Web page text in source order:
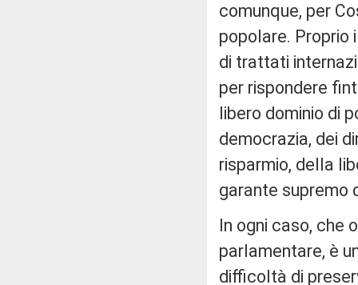
comunque, per
popolare. Proprio
di trattati
per rispondere
libero dominio di
democrazia, dei
risparmio, della
garante supremo
In ogni caso, che
parlamentare, è
difficoltà di